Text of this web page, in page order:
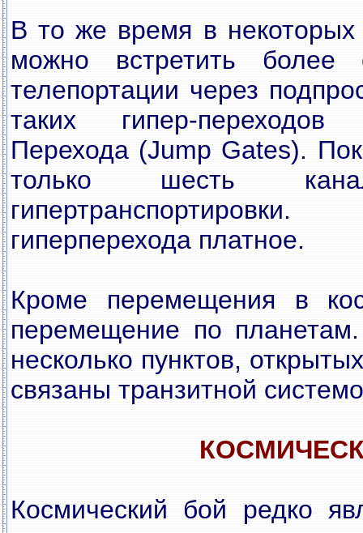
В то же время в некоторых
можно встретить более
телепортации через
таких гипер-
Перехода (Jump Gates).
только шесть
гиперперехода платное.
Кроме перемещения в
перемещение по
несколько пунктов,
связаны транзитной
Космический бой редко